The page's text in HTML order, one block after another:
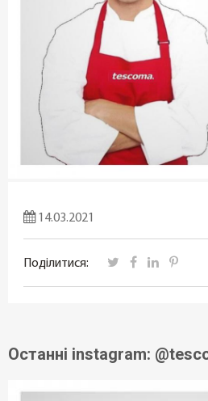
14.03.2021
Поділитися:
Останні instagram: